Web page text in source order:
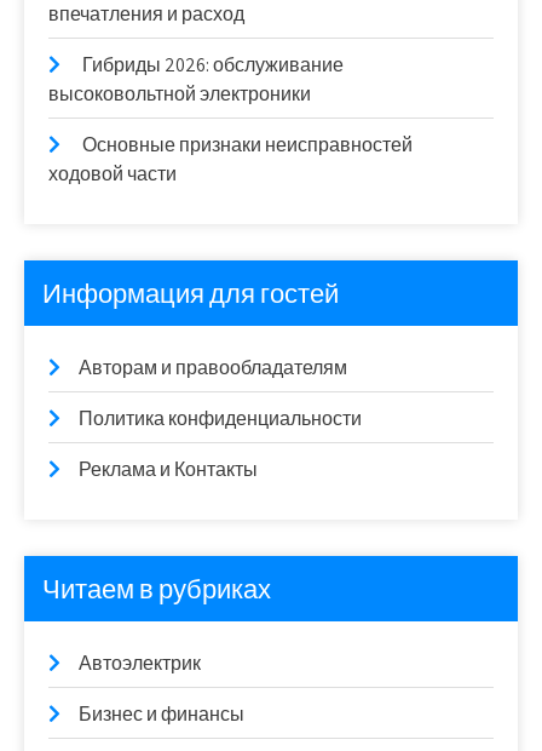
впечатления и расход
Гибриды 2026: обслуживание
высоковольтной электроники
Основные признаки неисправностей
ходовой части
Информация для гостей
Авторам и правообладателям
Политика конфиденциальности
Реклама и Контакты
Читаем в рубриках
Автоэлектрик
Бизнес и финансы